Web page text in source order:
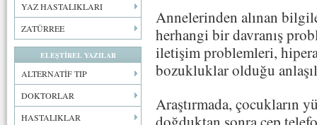
YAZ HASTALIKLARI
ZATÜRREE
ELEŞTİREL YAZILAR
ALTERNATİF TIP
DOKTORLAR
HASTALIKLAR
Annelerinden alınan
herhangi bir davranış
iletişim problemleri,
bozukluklar olduğu
Araştırmada, çocukların